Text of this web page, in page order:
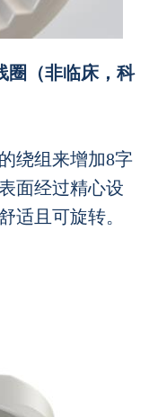
圈
（非临床，科
绕组来增加8字
面经过精心设
适且可旋转。